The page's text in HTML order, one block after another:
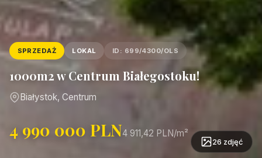
SPRZEDAŻ LOKAL ID: 699/4300/OLS
1000m2 w Centrum Białegostoku!
Białystok, Centrum
4 990 000 PLN4 911,42 PLN/m²
26 zdjęć